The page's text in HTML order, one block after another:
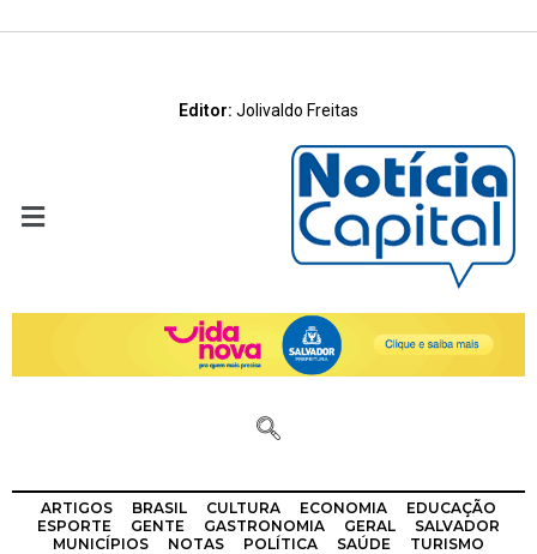
Editor: Jolivaldo Freitas
ARTIGOS BRASIL CULTURA ECONOMIA
EDUCAÇÃO
ESPORTE
GENTE GASTRONOMIA GERAL
SALVADOR
MUNICÍPIOS
NOTAS POLÍTICA SAÚDE TURISMO